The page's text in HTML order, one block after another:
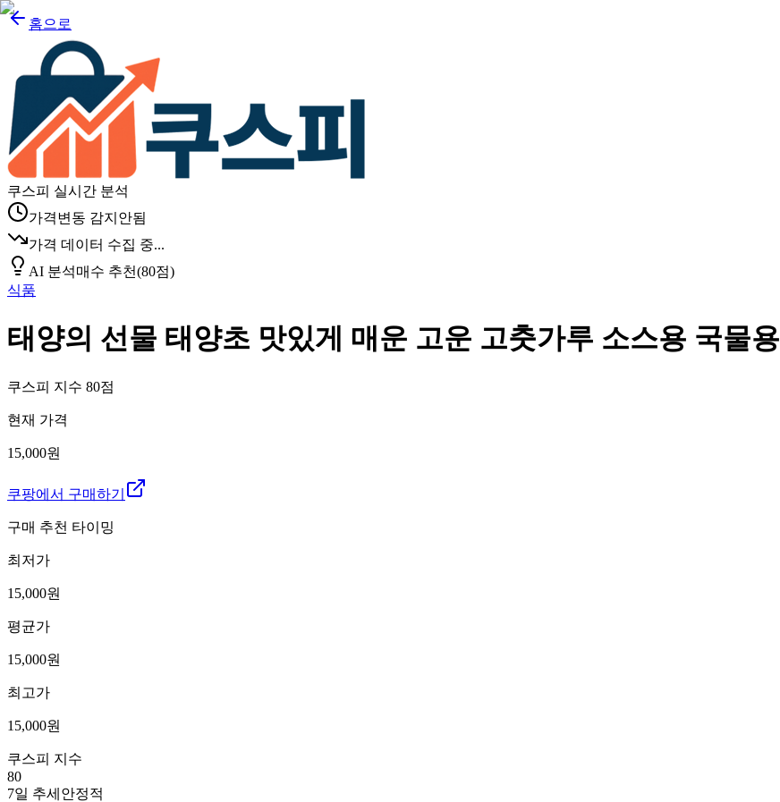
홈으로
쿠스피 실시간 분석
가격변동 감지안됨
가격 데이터 수집 중...
AI 분석매수 추천(80점)
식품
태양의 선물 태양초 맛있게 매운 고운 고춧가루 소스용 국물용
쿠스피 지수 80점
현재 가격
15,000원
쿠팡에서 구매하기
구매 추천 타이밍
최저가
15,000원
평균가
15,000원
최고가
15,000원
쿠스피 지수
80
7일 추세 안정적